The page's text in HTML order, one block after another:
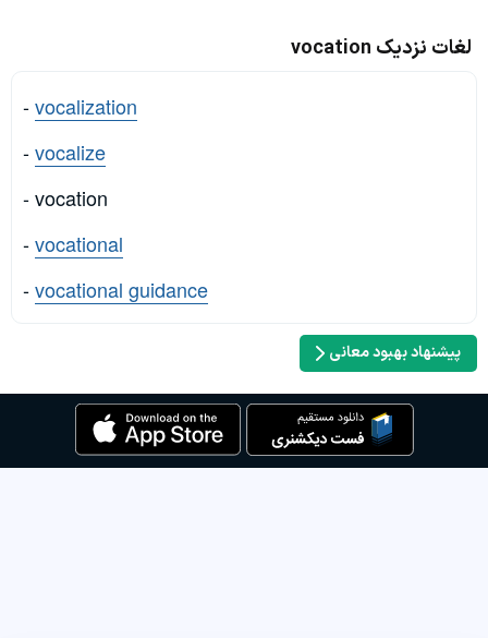
لغات نزدیک vocation
-vocalization
-vocalize
- vocation
-vocational
-vocational guidance
پیشنهاد بهبود معانی